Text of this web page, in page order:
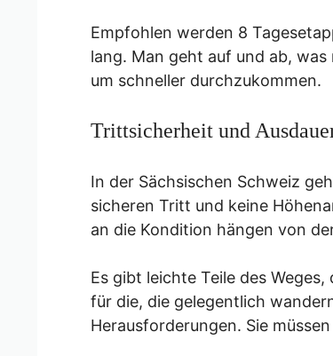
Empfohlen werden 8
lang. Man geht auf und ab,
um schneller durchzukommen.
Trittsicherheit und
In der Sächsischen Schweiz
sicheren Tritt und keine
an die Kondition hängen von
Es gibt leichte Teile des
für die, die gelegentlich
Herausforderungen. Sie